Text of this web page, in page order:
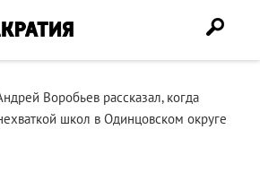
Воробьев рассказал, когда
школ в Одинцовском округе